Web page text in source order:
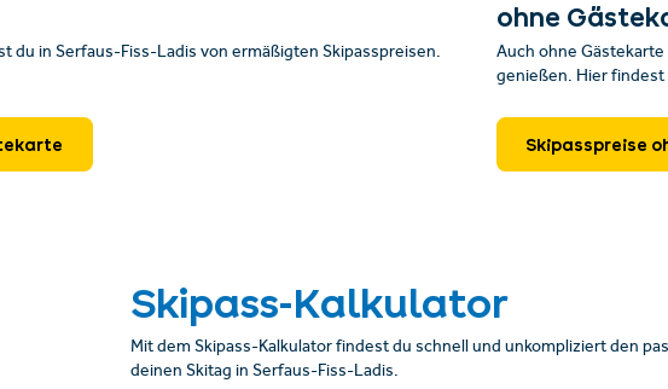
du in Serfaus-Fiss-Ladis von ermäßigten Skipasspreisen.
ohne
Auch ohne
genießen. Hier findest
Skipasspreise
Skipass-Kalkulator
Mit dem Skipass-Kalkulator findest du schnell und unkompliziert den
deinen Skitag in Serfaus-Fiss-Ladis.